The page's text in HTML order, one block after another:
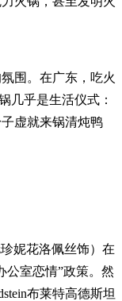
围。在广东，吃火
几乎是生活仪式：
虚就来锅清炖鸭
妮花洛佩丝饰）在
公室恋情”政策。然
布莱特高德斯坦